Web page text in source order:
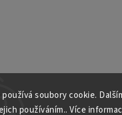
soubory cookie.
používáním.. Více